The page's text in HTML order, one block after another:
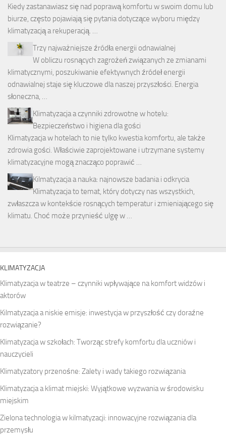
Kiedy zastanawiasz się nad poprawą komfortu w swoim domu lub
biurze, często pojawiają się pytania dotyczące wyboru między
klimatyzacją a rekuperacją. …
Trzy najważniejsze źródła energii odnawialnej
W obliczu rosnących zagrożeń związanych ze zmianami
klimatycznymi, poszukiwanie efektywnych źródeł energii
odnawialnej staje się kluczowe dla naszej przyszłości. Energia
słoneczna, …
Klimatyzacja a czynniki zdrowotne w hotelu:
Bezpieczeństwo i higiena dla gości
Klimatyzacja w hotelach to nie tylko kwestia komfortu, ale także
zdrowia gości. Właściwie zaprojektowane i utrzymane systemy
klimatyzacyjne mogą znacząco poprawić …
Kilmatyzacja a nauka: najnowsze badania i odkrycia
Klimatyzacja to temat, który dotyczy nas wszystkich,
zwłaszcza w kontekście rosnących temperatur i zmieniającego się
klimatu. Choć może przynieść ulgę w …
KLIMATYZACJA
Klimatyzacja w teatrze – czynniki wpływające na komfort widzów i
aktorów
Kilmatyzacja a niskie emisje: inwestycja w przyszłość czy doraźne
rozwiązanie?
Klimatyzacja w szkołach: Tworząc strefy komfortu dla uczniów i
nauczycieli
Klimatyzatory przenośne: Zalety i wady takiego rozwiązania
Klimatyzacja a klimat miejski: Wyjątkowe wyzwania w środowisku
miejskim
Zielona technologia w kilmatyzacji: innowacyjne rozwiązania dla
przemysłu